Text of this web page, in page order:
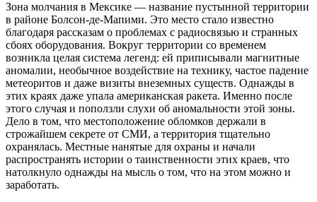
Зона молчания в Мексике — название пустынной территории
в районе Болсон-де-Мапими. Это место стало известно
благодаря рассказам о проблемах с радиосвязью и странных
сбоях оборудования. Вокруг территории со временем
возникла целая система легенд: ей приписывали магнитные
аномалии, необычное воздействие на технику, частое падение
метеоритов и даже визиты внеземных существ. Однажды в
этих краях даже упала американская ракета. Именно после
этого случая и поползли слухи об аномальности этой зоны.
Дело в том, что местоположение обломков держали в
строжайшем секрете от СМИ, а территория тщательно
охранялась. Местные нанятые для охраны и начали
распространять истории о таинственности этих краев, что
натолкнуло однажды на мысль о том, что на этом можно и
заработать.